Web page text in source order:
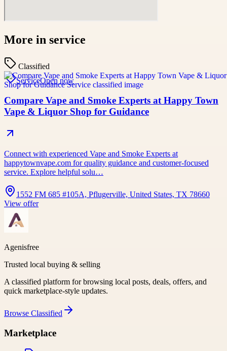
More in service
Classified
ServiceOpen now
Compare Vape and Smoke Experts at Happy Town
Vape & Liquor Shop for Guidance
Connect with experienced Vape and Smoke Experts at
happytownvape.com for quality guidance and customer-focused
service. Explore helpful solu…
1552 FM 685 #105A, Pflugerville, United States, TX 78660
View offer
Agenisfree
Trusted local buying & selling
A classified platform for browsing local posts, deals, offers, and
quick marketplace-style updates.
Browse Classified
Marketplace